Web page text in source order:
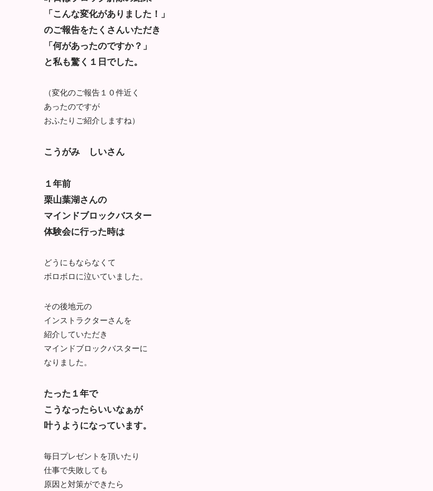
「こんな変化がありました！」
のご報告をたくさんいただき
「何があったのですか？」
と私も驚く１日でした。
（変化のご報告１０件近く
あったのですが
おふたりご紹介しますね）
こうがみ しいさん
１年前
栗山葉湖さんの
マインドブロックバスター
体験会に行った時は
どうにもならなくて
ボロボロに泣いていました。
その後地元の
インストラクターさんを
紹介していただき
マインドブロックバスターに
なりました。
たった１年で
こうなったらいいなぁが
叶うようになっています。
毎日プレゼントを頂いたり
仕事で失敗しても
原因と対策ができたら